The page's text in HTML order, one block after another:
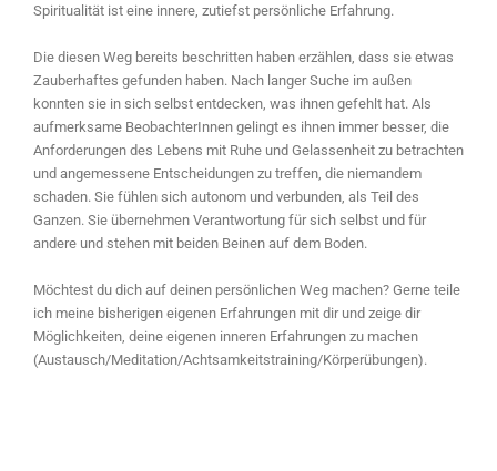
Spiritualität ist eine innere, zutiefst persönliche Erfahrung.
Die diesen Weg bereits beschritten haben erzählen, dass sie etwas
Zauberhaftes gefunden haben. Nach langer Suche im außen
konnten sie in sich selbst entdecken, was ihnen gefehlt hat. Als
aufmerksame BeobachterInnen gelingt es ihnen immer besser, die
Anforderungen des Lebens mit Ruhe und Gelassenheit zu betrachten
und angemessene Entscheidungen zu treffen, die niemandem
schaden. Sie fühlen sich autonom und verbunden, als Teil des
Ganzen. Sie übernehmen Verantwortung für sich selbst und für
andere und stehen mit beiden Beinen auf dem Boden.
Möchtest du dich auf deinen persönlichen Weg machen? Gerne teile
ich meine bisherigen eigenen Erfahrungen mit dir und zeige dir
Möglichkeiten, deine eigenen inneren Erfahrungen zu machen
(Austausch/Meditation/Achtsamkeitstraining/Körperübungen).